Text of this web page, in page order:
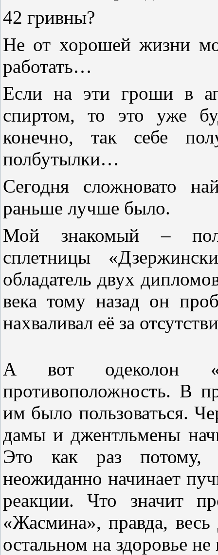
42 гривны?
Не от хорошей жизни
работать…
Если на эти гроши в
спиртом, то это уже
конечно, так себе
полбутылки…
Сегодня сложновато
раньше лучше было.
Мой знакомый –
сплетницы
обладатель двух
века тому назад он
нахваливал её за
А вот одеколон
противоположность. В
им было пользоваться.
дамы и джентльмены
Это как раз потому,
неожиданно начинает
реакции. Что значит
«Жасмина», правда,
остальном на здоровье не